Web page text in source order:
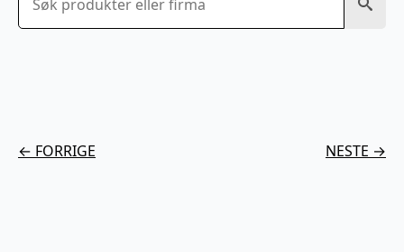
← FORRIGE NESTE →